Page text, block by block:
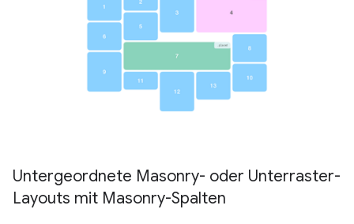
Untergeordnete Masonry- oder Unterraster-
Layouts mit Masonry-Spalten